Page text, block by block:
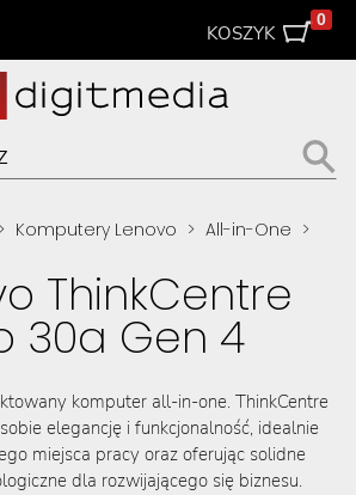
KOSZYK
0
> Komputery Lenovo > All-in-One >
ThinkCentre
30a Gen 4
komputer all-in-one. ThinkCentre
elegancję i funkcjonalność, idealnie
miejsca pracy oraz oferując solidne
dla rozwijającego się biznesu.